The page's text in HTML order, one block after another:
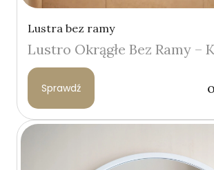
Lustra bez ramy
Lustro Okrągłe Bez Ramy –
Sprawdź